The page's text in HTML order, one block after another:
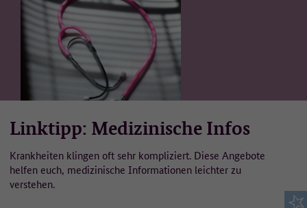
Linktipp: Medizinische Infos
Krankheiten klingen oft sehr kompliziert. Diese Angebote
helfen euch, medizinische Informationen leichter zu
verstehen.